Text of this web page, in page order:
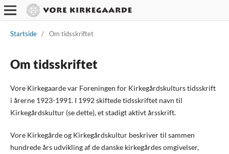
Startside / Om tidsskriftet
Om tidsskriftet
Vore Kirkegaarde var Foreningen for Kirkegårdskulturs tidsskrift
i årerne 1923-1991. I 1992 skiftede tidsskriftet navn til
Kirkegårdskultur (se dette), et stadigt aktivt årsskrift.
Vore Kirkegårde og Kirkegårdskultur beskriver til sammen
hundrede års udvikling af de danske kirkegårdes omgivelser,